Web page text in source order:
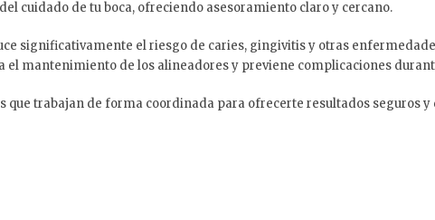
cuidado de tu boca, ofreciendo asesoramiento claro y cercano.
significativamente el riesgo de caries, gingivitis y otras
el mantenimiento de los alineadores y previene complicaciones
trabajan de forma coordinada para ofrecerte resultados seguros y